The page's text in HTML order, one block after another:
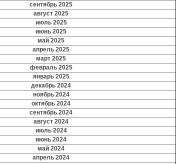
сентябрь 2025
август 2025
июль 2025
июнь 2025
май 2025
апрель 2025
март 2025
февраль 2025
январь 2025
декабрь 2024
ноябрь 2024
октябрь 2024
сентябрь 2024
август 2024
июль 2024
июнь 2024
май 2024
апрель 2024